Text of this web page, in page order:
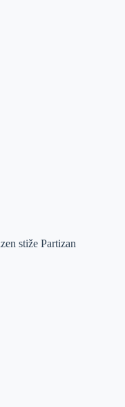
stiže Partizan